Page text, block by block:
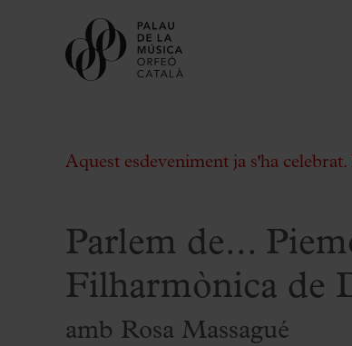
Comprar entrades
Abonaments
Regala Palau
Aquest esdeveniment ja s'ha
Parlem de...
Filharmònica de
amb Rosa Massagué